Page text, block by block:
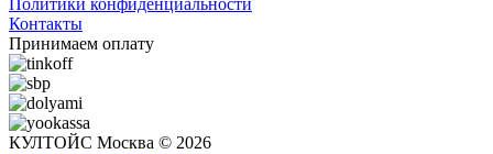
Политики конфиденциальности
Контакты
Принимаем оплату
КУЛТОЙС Москва © 2026